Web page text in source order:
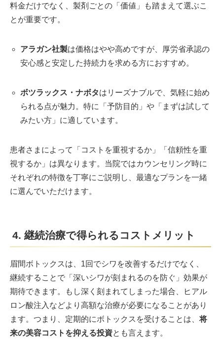
料金だけでなく、製剤ごとの「価値」も踏まえて選ぶこ
とが重要です。
アラガン社製は価格はやや高めですが、厚労省承認の
安心感と安定した持続力を求める方におすすめ。
ボツラックス・ナボタはリーズナブルで、気軽に始め
られる点が魅力。特に「予防目的」や「まずは試して
みたい方」に適しています。
患者さまによって「コストを重視するか」「信頼性を重
視するか」は異なります。当院ではカウンセリング時に
それぞれの特徴を丁寧にご説明し、最適なプランを一緒
に選んでいただけます。
4. 継続治療で得られるコストメリット
眉間ボトックスは、1回でシワを改善するだけでなく、
継続することで「深いシワが刻まれるのを防ぐ」効果が
期待できます。もし深く刻まれてしまった場合、ヒアル
ロン酸注入などより高額な治療が必要になることがあり
ます。つまり、定期的にボトックスを受けることは、将
来の美容コストを抑える投資とも言えます。